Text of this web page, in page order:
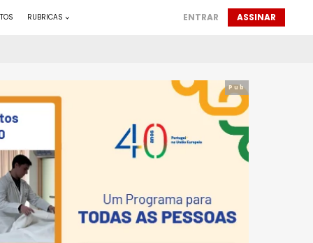
RUBRICAS ENTRAR ASSINAR
Pub